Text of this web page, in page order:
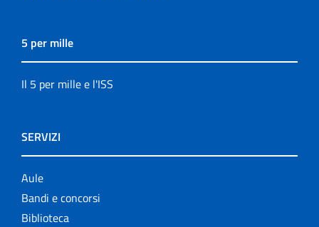
5 per mille
Il 5 per mille e l'ISS
SERVIZI
Aule
Bandi e concorsi
Biblioteca